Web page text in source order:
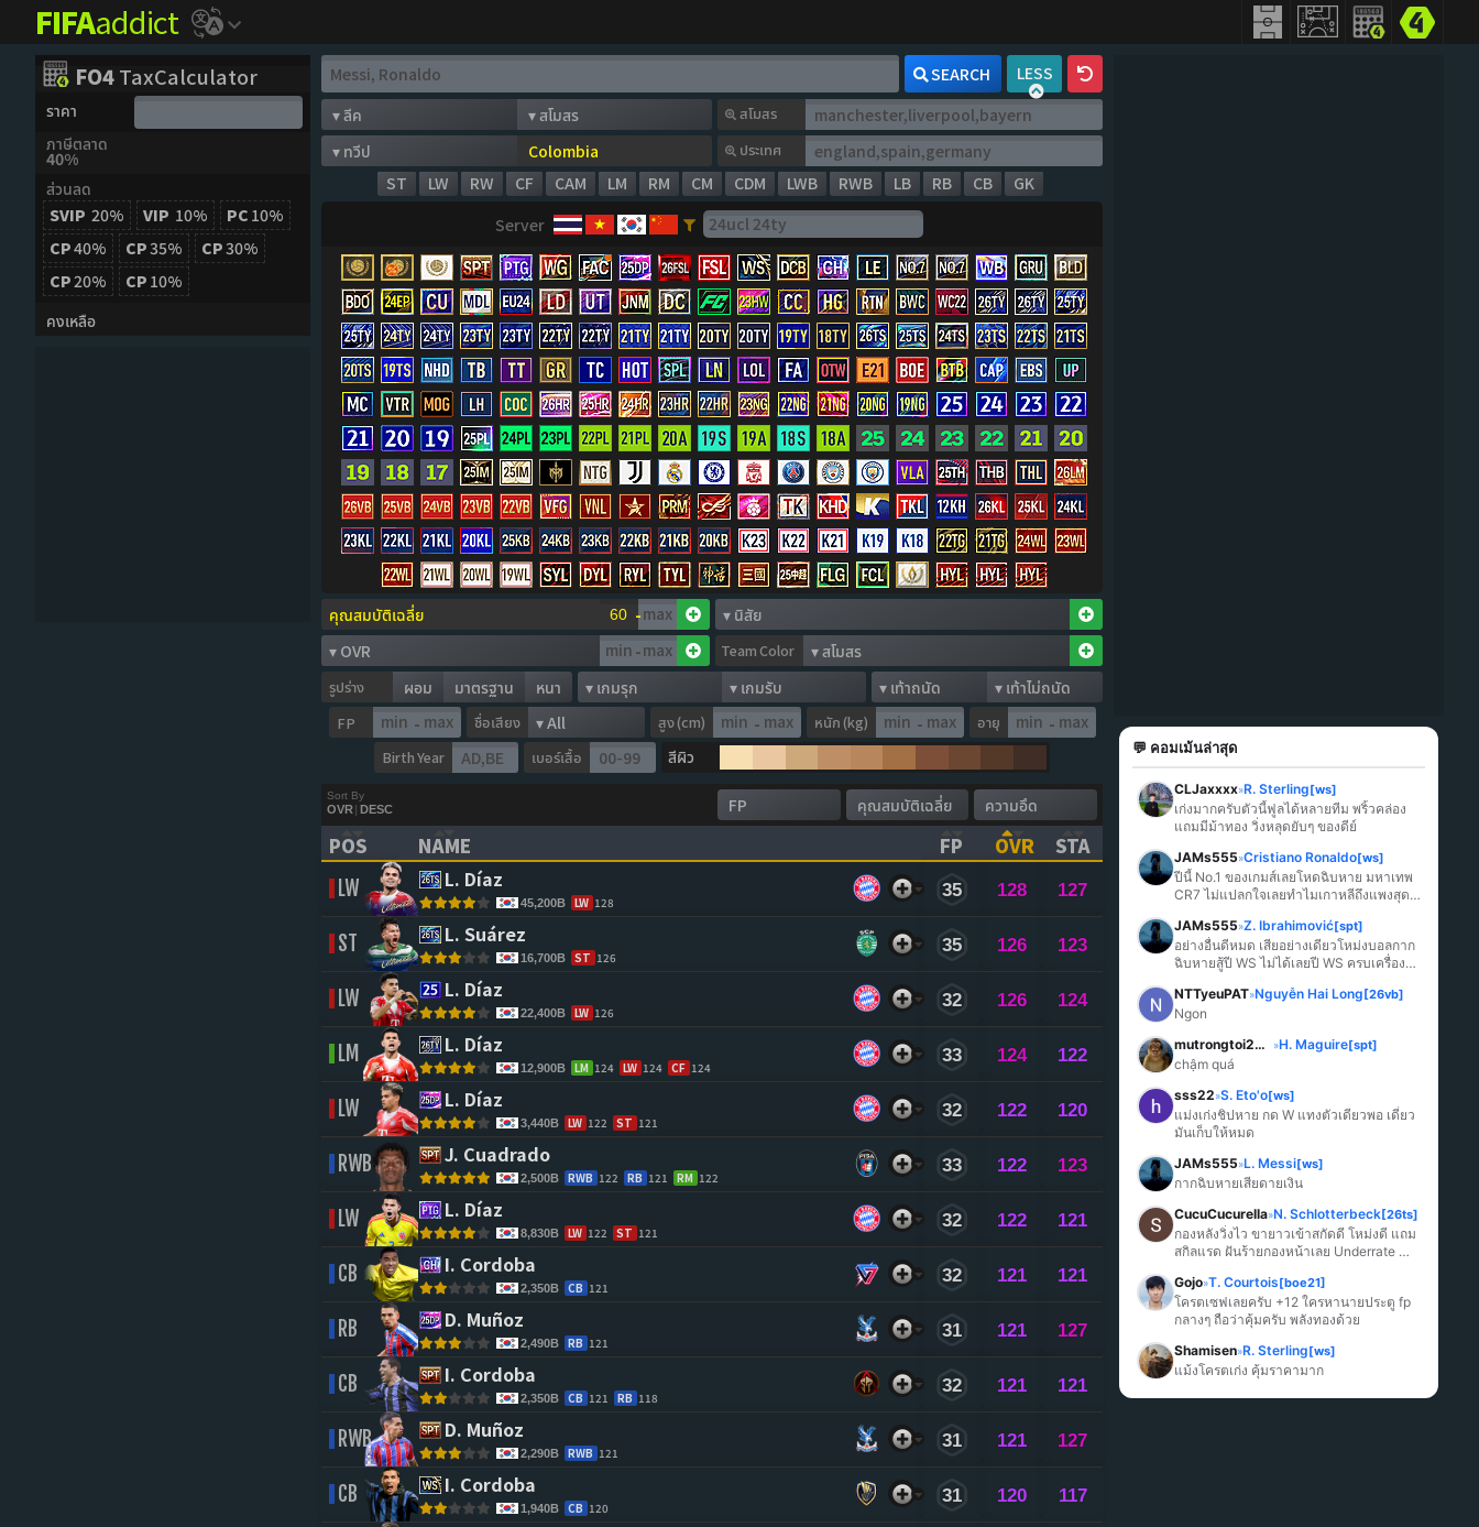
FIFAaddict
FO4TaxCalculator
ราคา
ภาษีตลาด
40%
ส่วนลด
SVIP 20% VIP 10% PC 10%
CP40% CP35% CP30%
CP20% CP 10%
คงเหลือ
SEARCH LESS
สโมสร
ประเทศ
ST LW RW CF CAM LM RM CM CDM LWB RWB LB RB CB
GK
Server
-
-
Team Color
รูปร่าง
ผอม มาตรฐาน หนา
FP - ชื่อเสียง สูง (cm) - หนัก (kg) - อายุ -
Birth Year เบอร์เสื้อ สีผิว
Sort By
OVR| DESC
POS
(CLICK TO SORT ASCENDING)
NAME
(CLICK TO CLEAR SORTING)
FP
(CLICK TO SORT ASCENDING)
OVR
(CLICK TO SORT ASCENDING)
STA
(CLICK TO SORT ASCENDING)
LW L. Díaz
45,200B LW 128
35 128 127
ST L. Suárez
16,700B ST 126
35 126 123
LW L. Díaz
22,400B LW 126
32 126 124
LM L. Díaz
12,900B LM 124 LW 124 CF 124
33 124 122
LW L. Díaz
3,440B LW 122 ST 121
32 122 120
RWB J. Cuadrado
2,500B RWB 122 RB 121 RM 122
33 122 123
LW L. Díaz
8,830B LW 122 ST 121
32 122 121
CB I. Cordoba
2,350B CB 121
32 121 121
RB D. Muñoz
2,490B RB 121
31 121 127
CB I. Cordoba
2,350B CB 121 RB 118
32 121 121
RWB D. Muñoz
2,290B RWB 121
31 121 127
CB I. Cordoba
1,940B CB 120
31 120 117
💬 คอมเม้นล่าสุด
CLJaxxxx»R. Sterling[ws]
เก่งมากครับตัวนี้ฟูลได้หลายทีม พริ้วคล่อง
แถมมีม้าทอง วิ่งหลุดยับๆ ของดีย์
JAMs555»Cristiano Ronaldo[ws]
ปีนี้ No.1 ของเกมส์เลยโหดฉิบหาย มหาเทพ
CR7 ไม่แปลกใจเลยทำไมเกาหลีถึงแพงสุด
JAMs555»Z. Ibrahimović[spt]
อย่างอื่นดีหมด เสียอย่างเดียวโหม่งบอลกาก
ฉิบหายสู้ปี WS ไม่ได้เลยปี WS ครบเครื่อง
NTTyeuPAT»Nguyễn Hai Long[26vb]
Ngon
mutrongtoi2027
»H. Maguire[spt]
chậm quá
sss22»S. Eto'o[ws]
แม่งเก่งชิปหาย กด W แทงตัวเดียวพอ เดี๋ยว
มันเก็บให้หมด
JAMs555»L. Messi[ws]
กากฉิบหายเสียดายเงิน
CucuCucurella»N. Schlotterbeck[26ts]
กองหลังวิ่งไว ขายาวเข้าสกัดดี โหม่งดี แถม
สกิลแรด ฝันร้ายกองหน้าเลย Underrate
Gojo»T. Courtois[boe21]
โครตเซฟเลยครับ +12 ใครหานายประตู fp
กลางๆ ถือว่าคุ้มครับ พลังทองด้วย
Shamisen»R. Sterling[ws]
แม้งโครตเก่ง คุ้มราคามาก